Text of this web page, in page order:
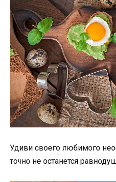
Удиви своего любимого
точно не останется